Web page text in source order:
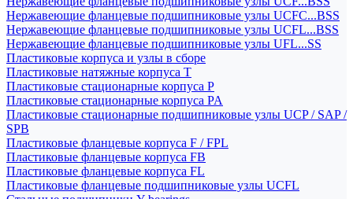
Нержавеющие фланцевые подшипниковые узлы UCFC...BSS
Нержавеющие фланцевые подшипниковые узлы UCFL...BSS
Нержавеющие фланцевые подшипниковые узлы UFL...SS
Пластиковые корпуса и узлы в сборе
Пластиковые натяжные корпуса T
Пластиковые стационарные корпуса P
Пластиковые стационарные корпуса PA
Пластиковые стационарные подшипниковые узлы UCP / SAP /
SPB
Пластиковые фланцевые корпуса F / FPL
Пластиковые фланцевые корпуса FB
Пластиковые фланцевые корпуса FL
Пластиковые фланцевые подшипниковые узлы UCFL